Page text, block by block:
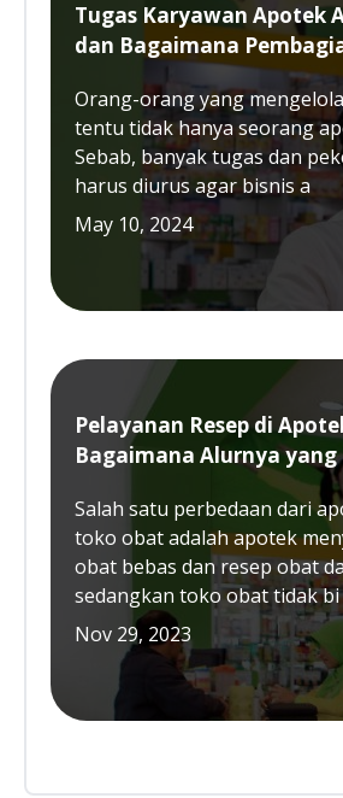
Tugas Karyawan Apotek
dan Bagaimana
Orang-orang yang
tentu tidak hanya seorang
Sebab, banyak tugas dan
harus diurus agar bisnis a
May 10, 2024
Pelayanan Resep di
Bagaimana Alurnya yang
Salah satu perbedaan dari
toko obat adalah apotek
obat bebas dan resep obat
sedangkan toko obat tidak bi
Nov 29, 2023